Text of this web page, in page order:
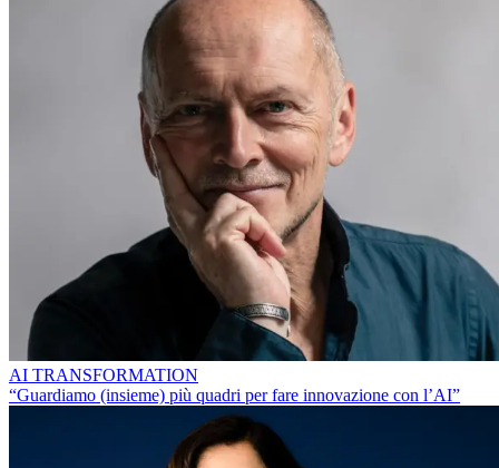
AI TRANSFORMATION
“Guardiamo (insieme) più quadri per fare innovazione con l’AI”